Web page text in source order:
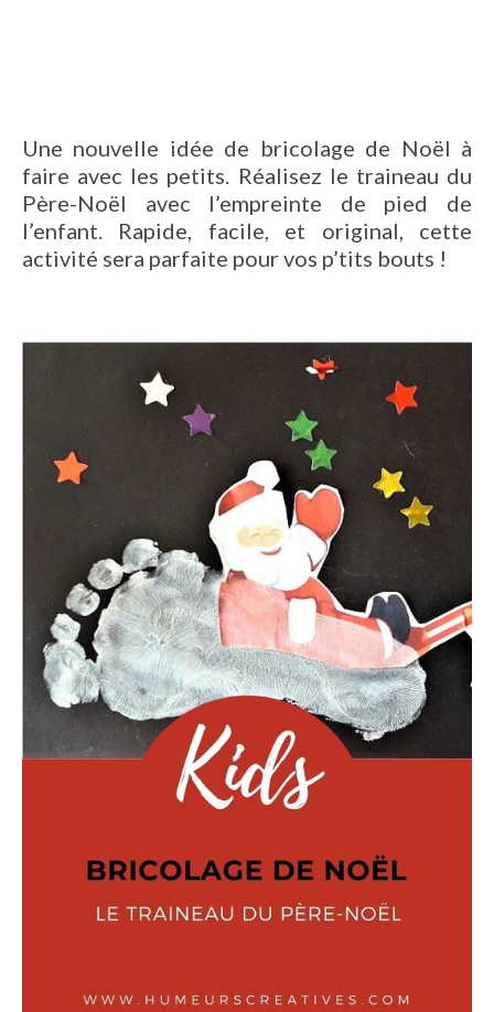
Une nouvelle idée de bricolage de Noël à
faire avec les petits. Réalisez le traineau du
Père-Noël avec l’empreinte de pied de
l’enfant. Rapide, facile, et original, cette
activité sera parfaite pour vos p’tits bouts !